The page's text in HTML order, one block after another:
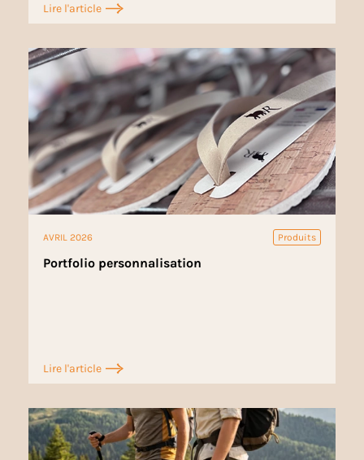
Lire l'article
AVRIL 2026 Produits
Portfolio personnalisation
Lire l'article